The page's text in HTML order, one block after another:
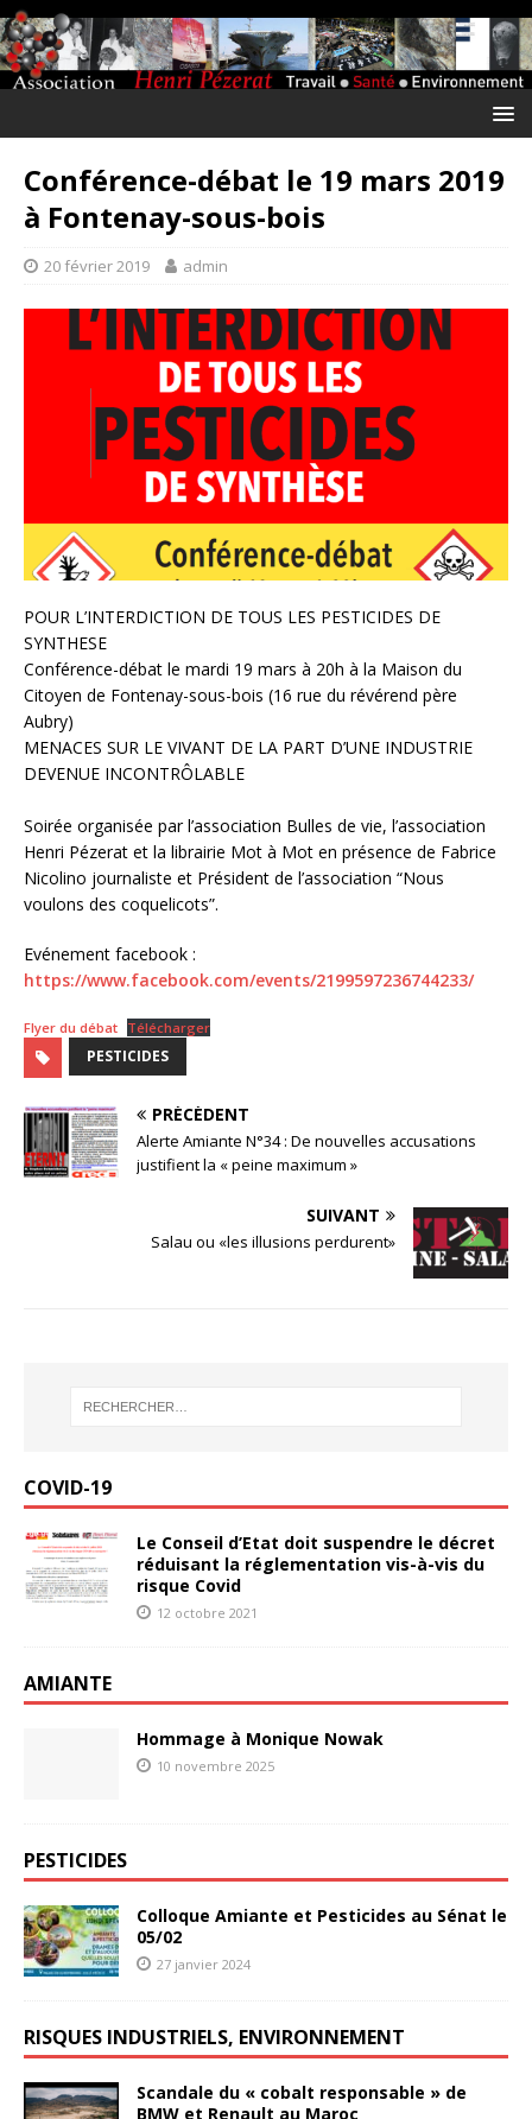
Conférence-débat le 19 mars 2019
à Fontenay-sous-bois
20 février 2019 admin
POUR L’INTERDICTION DE TOUS LES PESTICIDES DE
SYNTHESE
Conférence-débat le mardi 19 mars à 20h à la Maison du
Citoyen de Fontenay-sous-bois (16 rue du révérend père
Aubry)
MENACES SUR LE VIVANT DE LA PART D’UNE INDUSTRIE
DEVENUE INCONTRÔLABLE
Soirée organisée par l’association Bulles de vie, l’association
Henri Pézerat et la librairie Mot à Mot en présence de Fabrice
Nicolino journaliste et Président de l’association “Nous
voulons des coquelicots”.
Evénement facebook :
https://www.facebook.com/events/2199597236744233/
Flyer du débat Télécharger
PESTICIDES
PRÉCÉDENT
Alerte Amiante N°34 : De nouvelles accusations
justifient la « peine maximum »
SUIVANT
Salau ou «les illusions perdurent»
COVID-19
Le Conseil d’Etat doit suspendre le décret
réduisant la réglementation vis-à-vis du
risque Covid
12 octobre 2021
AMIANTE
Hommage à Monique Nowak
10 novembre 2025
PESTICIDES
Colloque Amiante et Pesticides au Sénat le
05/02
27 janvier 2024
RISQUES INDUSTRIELS, ENVIRONNEMENT
Scandale du « cobalt responsable » de
BMW et Renault au Maroc